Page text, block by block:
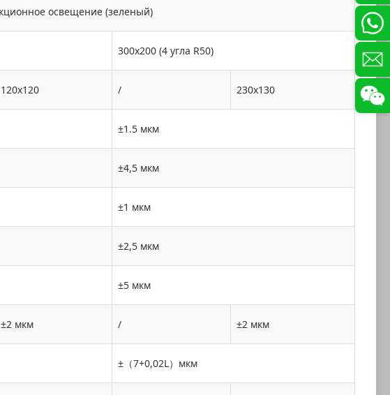
освещение (зеленый)
300x200 (4 угла R50)
120x120 / 230x130
±1.5 мкм
±4,5 мкм
±1 мкм
±2,5 мкм
±5 мкм
±2 мкм / ±2 мкм
±（7+0,02L）мкм